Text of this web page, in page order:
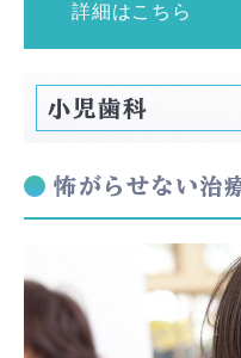
詳細はこちら
小児歯科
怖がらせない治